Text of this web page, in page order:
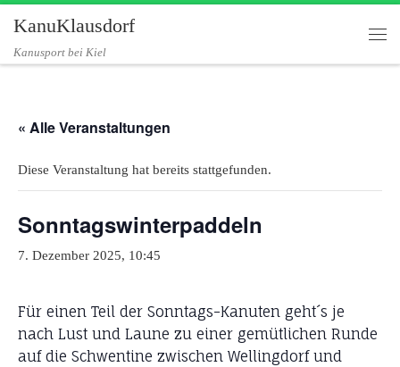
Zum Inhalt springen
KanuKlausdorf
Kanusport bei Kiel
« Alle Veranstaltungen
Diese Veranstaltung hat bereits stattgefunden.
Sonntagswinterpaddeln
7. Dezember 2025, 10:45
Für einen Teil der Sonntags-Kanuten geht´s je
nach Lust und Laune zu einer gemütlichen Runde
auf die Schwentine zwischen Wellingdorf und